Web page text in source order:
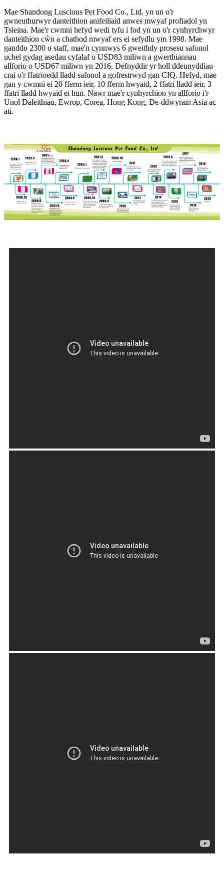
Mae Shandong Luscious Pet Food Co., Ltd. yn un o'r
gwneuthurwyr danteithion anifeiliaid anwes mwyaf profiadol yn
Tsieina. Mae'r cwmni hefyd wedi tyfu i fod yn un o'r cynhyrchwyr
danteithion cŵn a chathod mwyaf ers ei sefydlu ym 1998. Mae
ganddo 2300 o staff, mae'n cynnwys 6 gweithdy prosesu safonol
uchel gydag asedau cyfalaf o USD83 miliwn a gwerthiannau
allforio o USD67 miliwn yn 2016. Defnyddir yr holl ddeunyddiau
crai o'r ffatrïoedd lladd safonol a gofrestrwyd gan CIQ. Hefyd, mae
gan y cwmni ei 20 fferm ieir, 10 fferm hwyaid, 2 ffatri lladd ieir, 3
ffatri lladd hwyaid ei hun. Nawr mae'r cynhyrchion yn allforio i'r
Unol Daleithiau, Ewrop, Corea, Hong Kong, De-ddwyrain Asia ac
ati.